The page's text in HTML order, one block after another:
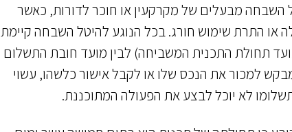
השבחה מבעלים של מקרקעין או חוכר לדורות, כאשר
או התרת שימוש חורג. בכל הנוגע להיטל השבחה קיימת
תחולת התכנית המשביחה) לבין מועד חובת התשלום
למכור את הנכס שלו או לקבל אישור כלשהו, עשוי
לא יוכל לבצע את הפעולה המתוכננת.